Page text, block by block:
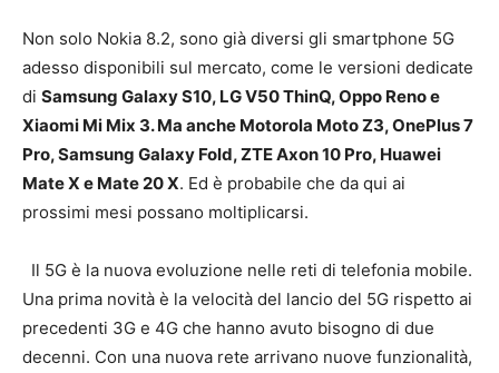
Non solo Nokia 8.2, sono già diversi gli smartphone 5G
adesso disponibili sul mercato, come le versioni dedicate
di Samsung Galaxy S10, LG V50 ThinQ, Oppo Reno e
Xiaomi Mi Mix 3. Ma anche Motorola Moto Z3, OnePlus 7
Pro, Samsung Galaxy Fold, ZTE Axon 10 Pro, Huawei
Mate X e Mate 20 X. Ed è probabile che da qui ai
prossimi mesi possano moltiplicarsi.
Il 5G è la nuova evoluzione nelle reti di telefonia mobile.
Una prima novità è la velocità del lancio del 5G rispetto ai
precedenti 3G e 4G che hanno avuto bisogno di due
decenni. Con una nuova rete arrivano nuove funzionalità,